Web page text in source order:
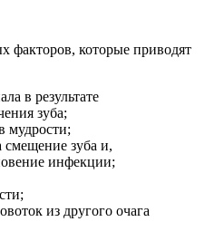
факторов, которые приводят
в результате
зуба;
мудрости;
смещение зуба и,
инфекции;
из другого очага